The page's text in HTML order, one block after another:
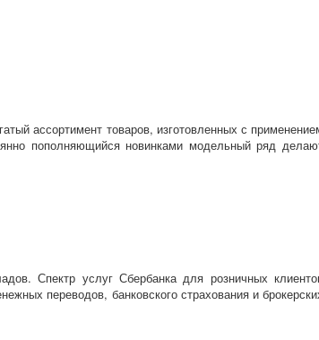
ассортимент товаров, изготовленных с
пополняющийся новинками модельный ряд
Спектр услуг Сбербанка для розничных
переводов, банковского страхования и